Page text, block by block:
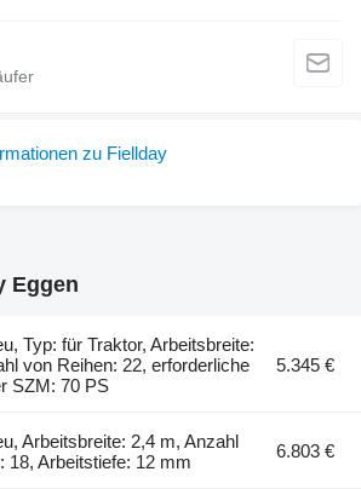
zu Fiellday
Eggen
Typ: für Traktor, Arbeitsbreite:
von Reihen: 22, erforderliche
SZM: 70 PS
5.345 €
Arbeitsbreite: 2,4 m, Anzahl
18, Arbeitstiefe: 12 mm
6.803 €